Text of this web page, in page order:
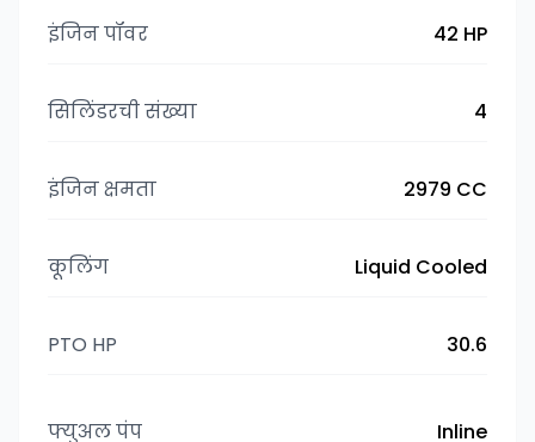
इंजिन पॉवर 42 HP
सिलिंडरची संख्या 4
इंजिन क्षमता 2979 CC
कूलिंग Liquid Cooled
PTO HP 30.6
फ्युअल पंप Inline